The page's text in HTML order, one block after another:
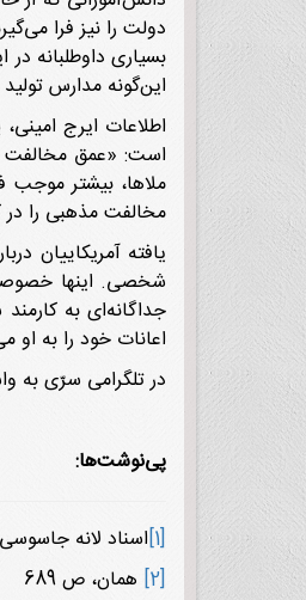
دولت را نیز فرا
بسیاری داوطلبانه
این‌گونه مدارس
اطلاعات ایرج
است: «عمق مخالفت
ملاها، بیشتر موجب
مخالفت مذهبی را در
یافته آمریکاییان
شخصی. اینها
جداگانه‌ای به
اعانات خود را به
در تلگرامی سرّی به
پی‌نوشت‌ها:
[1]اسناد لانه جاسوسی آمریکا:
[2] همان، ص 689